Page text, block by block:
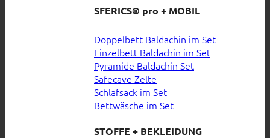
SFERICS® pro + MOBIL
Doppelbett Baldachin im Set
Einzelbett Baldachin im Set
Pyramide Baldachin Set
Safecave Zelte
Schlafsack im Set
Bettwäsche im Set
STOFFE + BEKLEIDUNG